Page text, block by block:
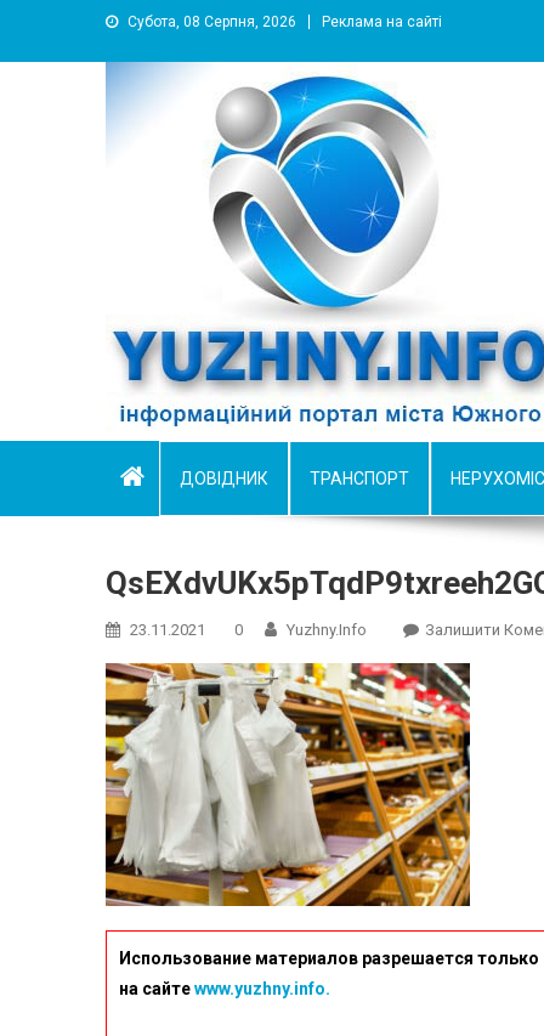
Субота, 08 Серпня, 2026 Реклама на сайті
YUZHNY.INFO
информационный портал города Южный
ДОВІДНИК ТРАНСПОРТ
23.11.2021 0 Yuzhny.info Залишити
Использование материалов разрешается
на сайтеwww.yuzhny.info.